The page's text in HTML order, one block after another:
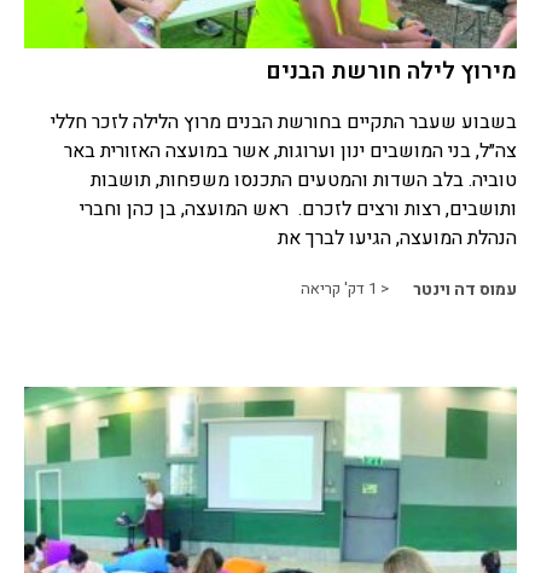
מירוץ לילה חורשת הבנים
בשבוע שעבר התקיים בחורשת הבנים מרוץ הלילה לזכר חללי
צה״ל, בני המושבים ינון וערוגות, אשר במועצה האזורית באר
טוביה. בלב השדות והמטעים התכנסו משפחות, תושבות
ותושבים, רצות ורצים לזכרם. ראש המועצה, בן כהן וחברי
הנהלת המועצה, הגיעו לברך את
עמוס דה וינטר < 1 דק' קריאה